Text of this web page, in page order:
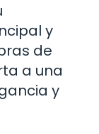
y
de
a una
y